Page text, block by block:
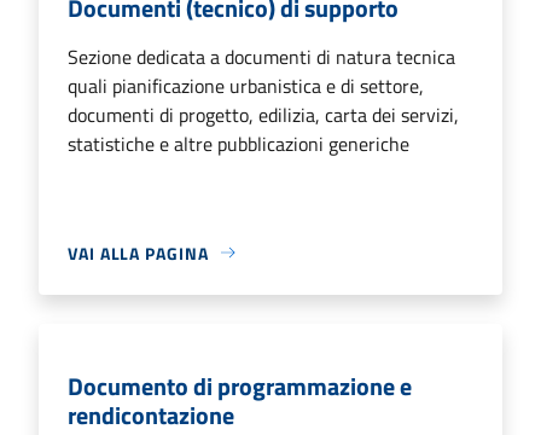
Sezione dedicata a documenti di natura tecnica
quali pianificazione urbanistica e di settore,
documenti di progetto, edilizia, carta dei servizi,
statistiche e altre pubblicazioni generiche
VAI ALLA PAGINA
Documento di programmazione e
rendicontazione